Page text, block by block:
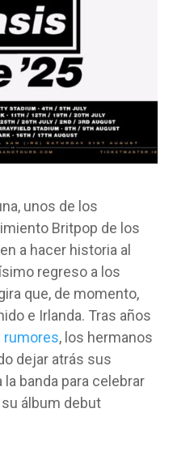
unos de los
Britpop de los
a hacer historia al
regreso a los
que, de momento,
e Irlanda. Tras años
rumores, los hermanos
dejar atrás sus
banda para celebrar
álbum debut